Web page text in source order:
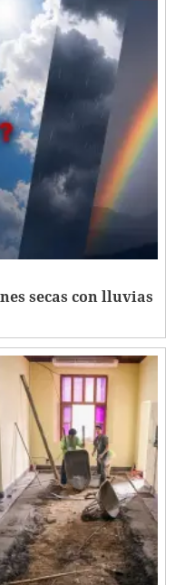
secas con lluvias